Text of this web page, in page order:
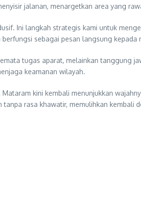
jalanan, menargetkan area yang
Ini langkah strategis kami untuk
sebagai pesan langsung kepada
tugas aparat, melainkan tanggung
keamanan wilayah.
kini kembali menunjukkan
rasa khawatir, memulihkan kembali